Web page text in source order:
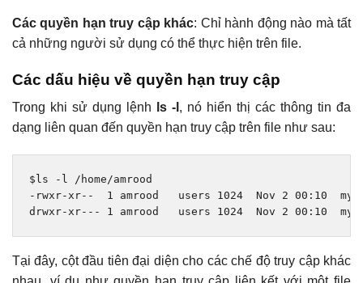
Các quyền hạn truy cập khác: Chỉ hành động nào mà tất
cả những người sử dụng có thể thực hiện trên file.
Các dấu hiệu về quyền hạn truy cập
Trong khi sử dụng lệnh ls -l , nó hiển thị các thông tin đa
dạng liên quan đến quyền hạn truy cập trên file như sau:
$ls - l / home/
- rwxr-xr-- 1 amrood   users 1024 Nov 2 00 : 10
drwxr-xr--- 1 amrood   users 1024 Nov 2 00 : 10
Tại đây, cột đầu tiên đại diện cho các chế độ truy cập khác